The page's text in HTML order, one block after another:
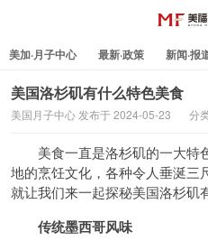
美福
美加·月子中心 最新·政策 新闻·报
热门·文章
所有·文章 孕妈科普
美国洛杉矶有什么特色美食
美国月子中心 发布于 2024-05-23 分
美食一直是洛杉矶的一大特
地的烹饪文化，各种令人垂涎三
就让我们来一起探秘美国洛杉矶
传统墨西哥风味